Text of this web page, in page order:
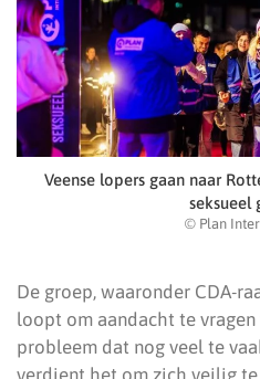
Veense lopers gaan naar
seksueel
© Plan
De groep, waaronder CDA-
loopt om aandacht te
probleem dat nog veel te